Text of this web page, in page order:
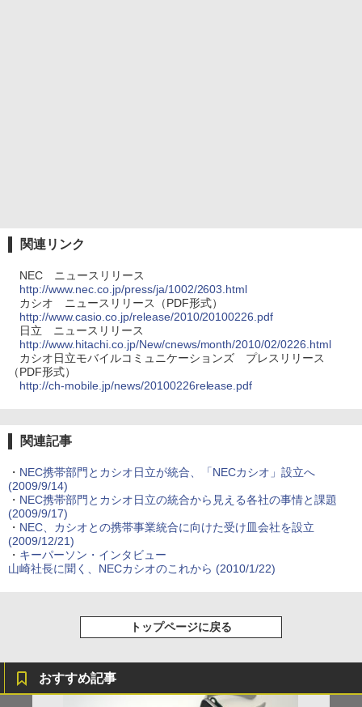
関連リンク
NEC ニュースリリース
http://www.nec.co.jp/press/ja/1002/2603.html
カシオ ニュースリリース（PDF形式）
http://www.casio.co.jp/release/2010/20100226.pdf
日立 ニュースリリース
http://www.hitachi.co.jp/New/cnews/month/2010/02/0226.html
カシオ日立モバイルコミュニケーションズ プレスリリース
（PDF形式）
http://ch-mobile.jp/news/20100226release.pdf
関連記事
・ NEC携帯部門とカシオ日立が統合、「NECカシオ」設立へ
(2009/9/14)
・ NEC携帯部門とカシオ日立の統合から見える各社の事情と課題
(2009/9/17)
・ NEC、カシオとの携帯事業統合に向けた受け皿会社を設立
(2009/12/21)
・ キーパーソン・インタビュー
山崎社長に聞く、NECカシオのこれから (2010/1/22)
トップページに戻る
おすすめ記事